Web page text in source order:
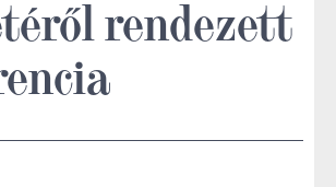
rendezett